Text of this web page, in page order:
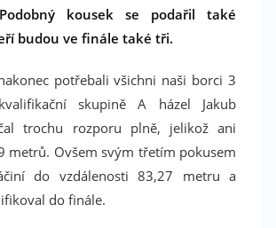
kousek se podařil také
budou ve finále také tři.
potřebali všichni naši borci 3
skupině A házel Jakub
trochu rozporu plně, jelikož ani
metrů. Ovšem svým třetím pokusem
do vzdálenosti 83,27 metru a
do finále.